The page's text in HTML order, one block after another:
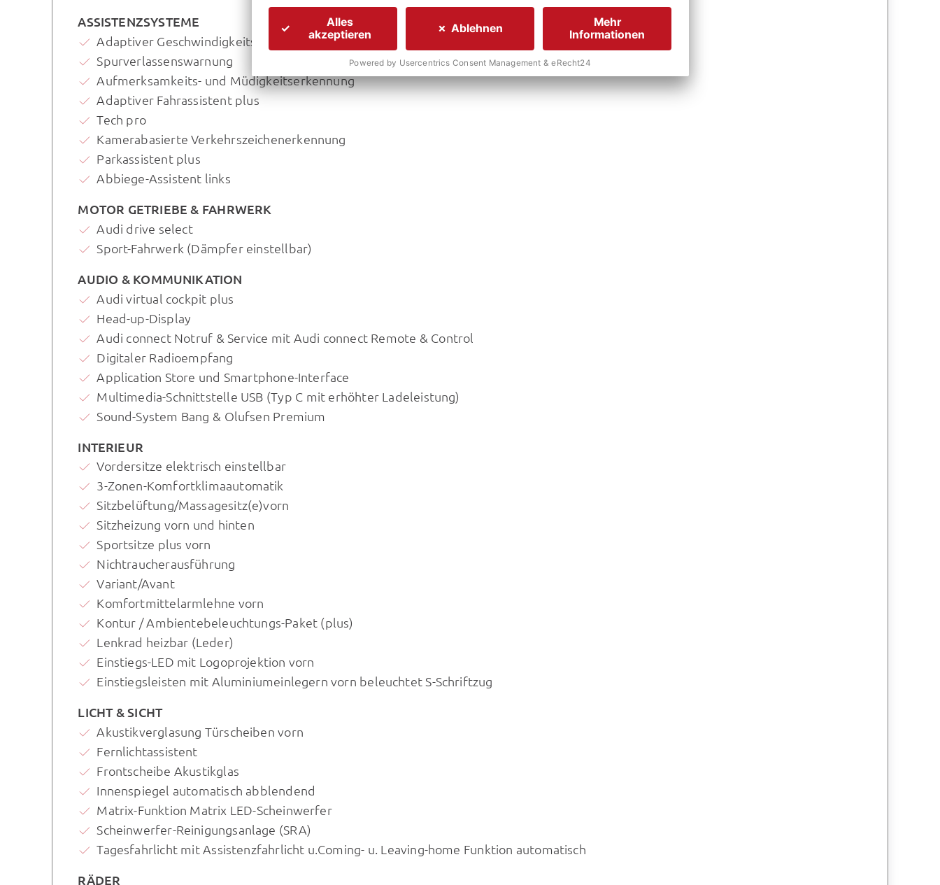
ASSISTENZSYSTEME
Adaptiver Geschwindigkeitsassistent
Spurverlassenswarnung
Aufmerksamkeits- und Müdigkeitserkennung
Adaptiver Fahrassistent plus
Tech pro
Kamerabasierte Verkehrszeichenerkennung
Parkassistent plus
Abbiege-Assistent links
MOTOR GETRIEBE & FAHRWERK
Audi drive select
Sport-Fahrwerk (Dämpfer einstellbar)
AUDIO & KOMMUNIKATION
Audi virtual cockpit plus
Head-up-Display
Audi connect Notruf & Service mit Audi connect Remote & Control
Digitaler Radioempfang
Application Store und Smartphone-Interface
Multimedia-Schnittstelle USB (Typ C mit erhöhter Ladeleistung)
Sound-System Bang & Olufsen Premium
INTERIEUR
Vordersitze elektrisch einstellbar
3-Zonen-Komfortklimaautomatik
Sitzbelüftung/Massagesitz(e)vorn
Sitzheizung vorn und hinten
Sportsitze plus vorn
Nichtraucherausführung
Variant/Avant
Komfortmittelarmlehne vorn
Kontur / Ambientebeleuchtungs-Paket (plus)
Lenkrad heizbar (Leder)
Einstiegs-LED mit Logoprojektion vorn
Einstiegsleisten mit Aluminiumeinlegern vorn beleuchtet S-Schriftzug
LICHT & SICHT
Akustikverglasung Türscheiben vorn
Fernlichtassistent
Frontscheibe Akustikglas
Innenspiegel automatisch abblendend
Matrix-Funktion Matrix LED-Scheinwerfer
Scheinwerfer-Reinigungsanlage (SRA)
Tagesfahrlicht mit Assistenzfahrlicht u.Coming- u. Leaving-home Funktion automatisch
RÄDER